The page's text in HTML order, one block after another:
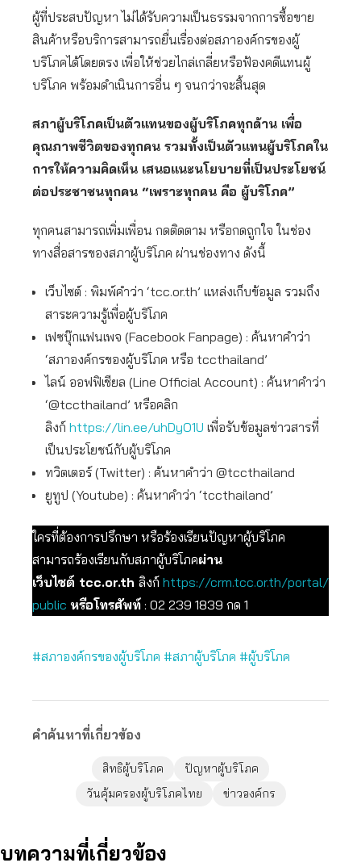
ผู้ที่ประสบปัญหา ไม่ได้รับความเป็นธรรมจากการซื้อขาย
สินค้าหรือบริการสามารถยื่นเรื่องต่อสภาองค์กรของผู้
บริโภคได้โดยตรง เพื่อให้ช่วยไกล่เกลี่ยหรือฟ้องคดีแทนผู้
บริโภค พร้อมดำเนินการอื่น ๆ จนกว่าจะสิ้นสุด
สภาผู้บริโภคเป็นตัวแทนของผู้บริโภคทุกด้าน เพื่อ
คุณภาพชีวิตของทุกคน รวมทั้งเป็นตัวแทนผู้บริโภคใน
การให้ความคิดเห็น เสนอแนะนโยบายที่เป็นประโยชน์
ต่อประชาชนทุกคน “เพราะทุกคน คือ ผู้บริโภค”
ทุกคนสามารถเพิ่มเพื่อน กดติดตาม หรือกดถูกใจ ในช่อง
ทางสื่อสารของสภาผู้บริโภค ผ่านช่องทาง ดังนี้
เว็บไซต์ : พิมพ์คำว่า ‘tcc.or.th’ แหล่งเก็บข้อมูล รวมถึง
สาระความรู้เพื่อผู้บริโภค
เฟซบุ๊กแฟนเพจ (Facebook Fanpage) : ค้นหาคำว่า
‘สภาองค์กรของผู้บริโภค หรือ tccthailand’
ไลน์ ออฟฟิเชียล (Line Official Account) : ค้นหาคำว่า
‘@tccthailand’ หรือคลิก
ลิงก์ https://lin.ee/uhDyO1U เพื่อรับข้อมูลข่าวสารที่
เป็นประโยชน์กับผู้บริโภค
ทวิตเตอร์ (Twitter) : ค้นหาคำว่า @tccthailand
ยูทูป (Youtube) : ค้นหาคำว่า ‘tccthailand’
ใครที่ต้องการปรึกษา หรือร้องเรียนปัญหาผู้บริโภค
สามารถร้องเรียนกับสภาผู้บริโภคผ่าน
เว็บไซต์ tcc.or.th ลิงก์ https://crm.tcc.or.th/portal/
public หรือโทรศัพท์ : 02 239 1839 กด 1
#สภาองค์กรของผู้บริโภค #สภาผู้บริโภค #ผู้บริโภค
คำค้นหาที่เกี่ยวข้อง
สิทธิผู้บริโภค
ปัญหาผู้บริโภค
วันคุ้มครองผู้บริโภคไทย
ข่าวองค์กร
บทความที่เกี่ยวข้อง